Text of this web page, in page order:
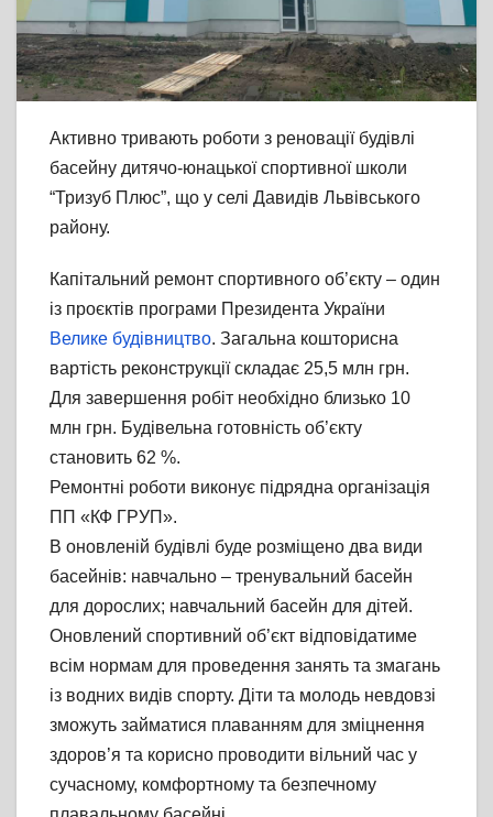
Активно тривають роботи з реновації будівлі
басейну дитячо-юнацької спортивної школи
“Тризуб Плюс”, що у селі Давидів Львівського
району.
Капітальний ремонт спортивного об’єкту – один
із проєктів програми Президента України
Велике будівництво. Загальна кошторисна
вартість реконструкції складає 25,5 млн грн.
Для завершення робіт необхідно близько 10
млн грн. Будівельна готовність об’єкту
становить 62 %.
Ремонтні роботи виконує підрядна організація
ПП «КФ ГРУП».
В оновленій будівлі буде розміщено два види
басейнів: навчально – тренувальний басейн
для дорослих; навчальний басейн для дітей.
Оновлений спортивний об’єкт відповідатиме
всім нормам для проведення занять та змагань
із водних видів спорту. Діти та молодь невдовзі
зможуть займатися плаванням для зміцнення
здоров’я та корисно проводити вільний час у
сучасному, комфортному та безпечному